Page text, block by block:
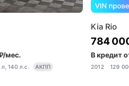
мес.
л, 140 л.с. АКПП
Kia Rio
784
В кредит
2012 129